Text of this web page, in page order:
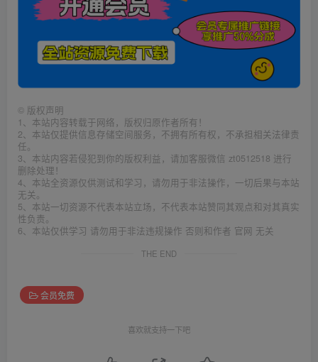
© 版权声明
1、本站内容转载于网络，版权归原作者所有！
2、本站仅提供信息存储空间服务，不拥有所有权，不承担相关法律责
任。
3、本站内容若侵犯到你的版权利益，请加客服微信 zt0512518 进行
删除处理！
4、本站全资源仅供测试和学习，请勿用于非法操作，一切后果与本站
无关。
5、本站一切资源不代表本站立场，不代表本站赞同其观点和对其真实
性负责。
6、本站仅供学习 请勿用于非法违规操作 否则和作者 官网 无关
THE END
会员免费
喜欢就支持一下吧